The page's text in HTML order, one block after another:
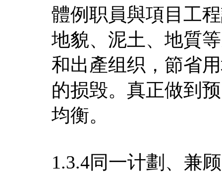
體例职員與項目工
地貌、泥土、地質
和出產组织，節省
的损毁。真正做到
均衡。
1.3.4同一计劃、兼